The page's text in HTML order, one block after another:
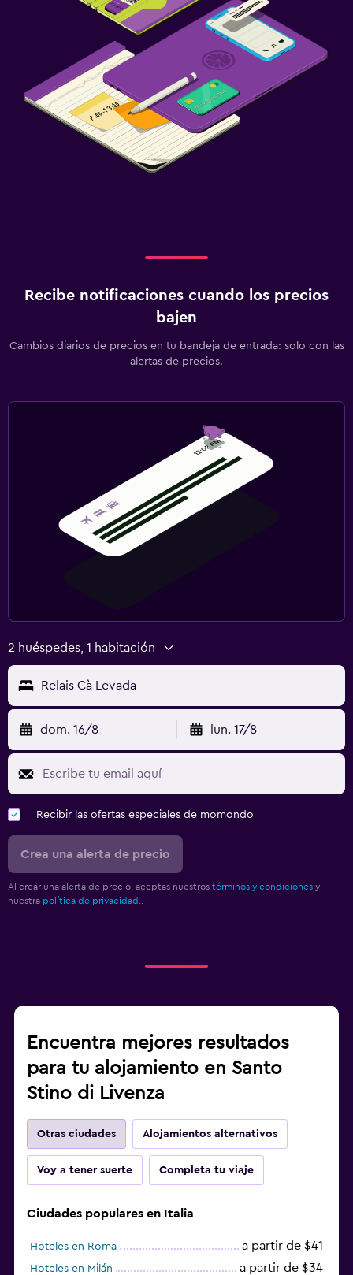
Recibe notificaciones cuando los precios
bajen
Cambios diarios de precios en tu bandeja de entrada: solo con las
alertas de precios.
2 huéspedes, 1 habitación
Relais Cà Levada
dom. 16/8 lun. 17/8
Recibir las ofertas especiales de momondo
Crea una alerta de precio
Al crear una alerta de precio, aceptas nuestros términos y condiciones y
nuestra política de privacidad.
Encuentra mejores resultados
para tu alojamiento en Santo
Stino di Livenza
Otras ciudades Alojamientos alternativos
Voy a tener suerte Completa tu viaje
Ciudades populares en Italia
Hoteles en Roma a partir de $41
Hoteles en Milán a partir de $34